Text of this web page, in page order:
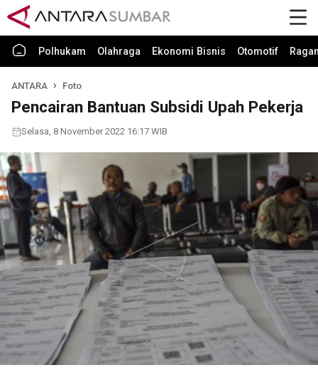
Polhukam Olahraga Ekonomi Bisnis Otomotif
ANTARA Foto
Pencairan Bantuan Subsidi Upah Pekerja
Selasa, 8 November 2022 16:17 WIB